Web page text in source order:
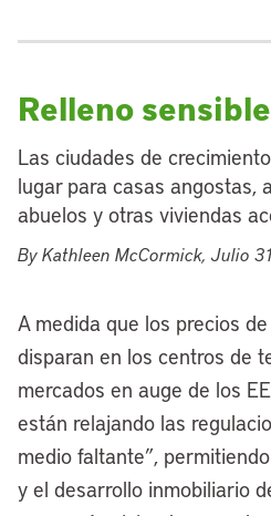
Relleno sensible
Las ciudades de
lugar para casas angostas,
abuelos y otras viviendas
By Kathleen McCormick, Julio
A medida que los precios
disparan en los centros de
mercados en auge de los
están relajando las
medio faltante”,
y el desarrollo inmobiliario